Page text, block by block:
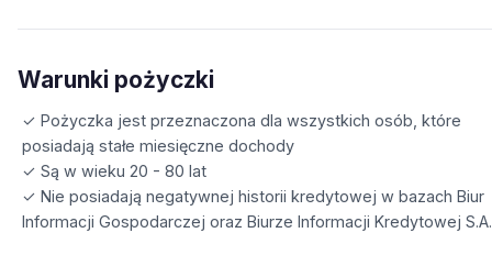
Warunki pożyczki
✓ Pożyczka jest przeznaczona dla wszystkich osób, które
posiadają stałe miesięczne dochody
✓ Są w wieku 20 - 80 lat
✓ Nie posiadają negatywnej historii kredytowej w bazach Biur
Informacji Gospodarczej oraz Biurze Informacji Kredytowej S.A.